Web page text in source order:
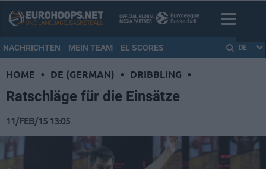
NACHRICHTEN MEIN TEAM EL SCORES DE
HOME • DE (GERMAN) • DRIBBLING •
Ratschläge für die Einsätze
11/FEB/15 13:05